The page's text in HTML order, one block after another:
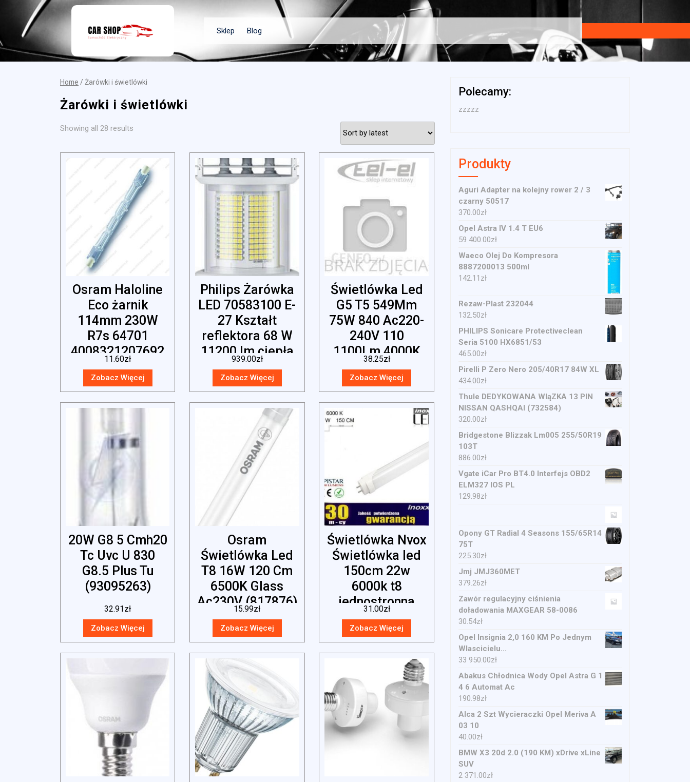
content
Sklep Blog
Home / Żarówki i świetlówki
Żarówki i świetlówki
Showing all 28 results
Osram Haloline
Eco żarnik
114mm 230W
R7s 64701
4008321207692
11.60zł
Zobacz Więcej
Philips Żarówka
LED 70583100 E-
27 Kształt
reflektora 68 W
11200 lm ciepła
biel 1 szt.
939.00zł
Zobacz Więcej
Świetlówka Led
G5 T5 549Mm
75W 840 Ac220-
240V 110
1100Lm 4000K
93115376
38.25zł
Zobacz Więcej
20W G8 5 Cmh20
Tc Uvc U 830
G8.5 Plus Tu
(93095263)
32.91 zł
Zobacz Więcej
Osram
Świetlówka Led
T8 16W 120 Cm
6500K Glass
Ac230V (817876)
15.99zł
Zobacz Więcej
Świetlówka Nvox
Świetlówka led
150cm 22w
6000k t8
jednostronna
zimna
31.00zł
Zobacz Więcej
Polecamy:
zzzzz
Produkty
Aguri Adapter na kolejny rower 2 / 3
czarny 50517
370.00zł
Opel Astra IV 1.4 T EU6
59 400.00zł
Waeco Olej Do Kompresora
8887200013 500ml
142.11 zł
Rezaw-Plast 232044
132.50zł
PHILIPS Sonicare Protectiveclean
Seria 5100 HX6851/53
465.00zł
Pirelli P Zero Nero 205/40R17 84W XL
434.00zł
Thule DEDYKOWANA WIąZKA 13 PIN
NISSAN QASHQAI (732584)
320.00zł
Bridgestone Blizzak Lm005 255/50R19
103T
886.00zł
Vgate iCar Pro BT4.0 Interfejs OBD2
ELM327 IOS PL
129.98zł
Opony GT Radial 4 Seasons 155/65R14
75T
225.30zł
Jmj JMJ360MET
379.26zł
Zawór regulacyjny ciśnienia
doładowania MAXGEAR 58-0086
30.54zł
Opel Insignia 2,0 160 KM Po Jednym
Wlascicielu...
33 950.00zł
Abakus Chłodnica Wody Opel Astra G 1
4 6 Automat Ac
190.98zł
Alca 2 Szt Wycieraczki Opel Meriva A
03 10
40.00zł
BMW X3 20d 2.0 (190 KM) xDrive xLine
SUV
2 371.00zł